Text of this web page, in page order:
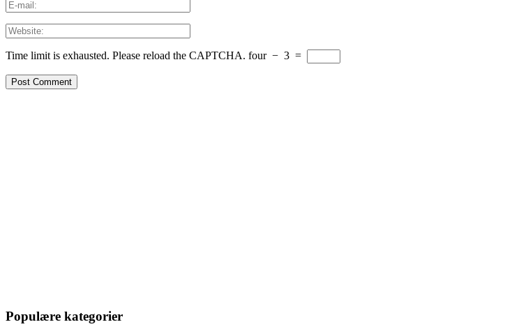
Time limit is exhausted. Please reload the CAPTCHA. four − 3 =
Populære kategorier